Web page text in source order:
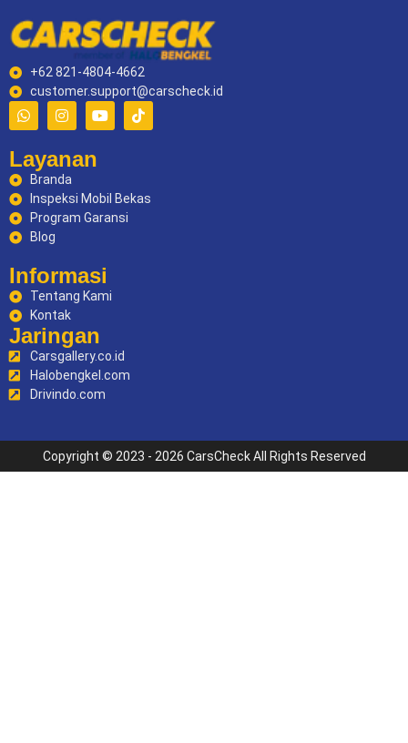
+62 821-4804-4662
customer.support@carscheck.id
Layanan
Branda
Inspeksi Mobil Bekas
Program Garansi
Blog
Informasi
Tentang Kami
Kontak
Jaringan
Carsgallery.co.id
Halobengkel.com
Drivindo.com
Copyright © 2023 - 2026 CarsCheck All Rights Reserved